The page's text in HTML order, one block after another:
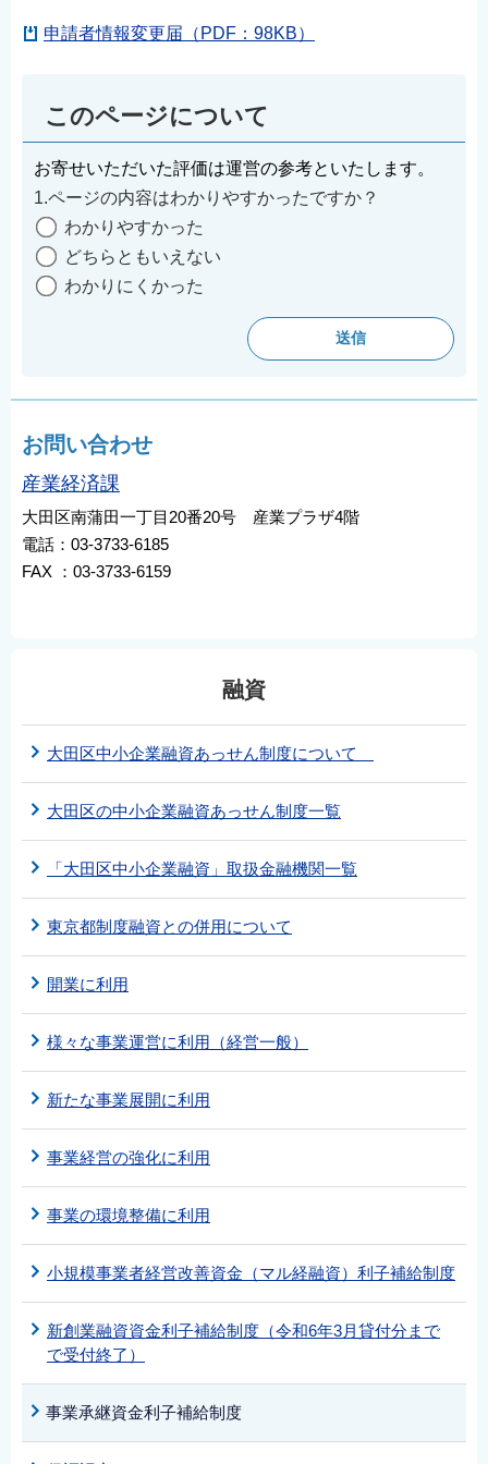
申請者情報変更届（PDF：98KB）
このページについて
お寄せいただいた評価は運営の参考といたします。
1.ページの内容はわかりやすかったですか？
わかりやすかった
どちらともいえない
わかりにくかった
お問い合わせ
産業経済課
大田区南蒲田一丁目20番20号 産業プラザ4階
電話：03-3733-6185
FAX ：03-3733-6159
融資
大田区中小企業融資あっせん制度について
大田区の中小企業融資あっせん制度一覧
「大田区中小企業融資」取扱金融機関一覧
東京都制度融資との併用について
開業に利用
様々な事業運営に利用（経営一般）
新たな事業展開に利用
事業経営の強化に利用
事業の環境整備に利用
小規模事業者経営改善資金（マル経融資）利子補給制度
新創業融資資金利子補給制度（令和6年3月貸付分まで
で受付終了）
事業承継資金利子補給制度